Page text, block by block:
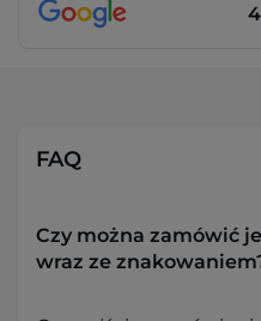
FAQ
Czy można zamówić
wraz ze